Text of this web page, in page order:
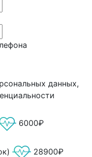
данных,
6000₽
28900₽